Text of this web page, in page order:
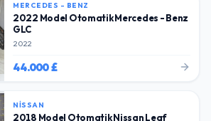
MERCEDES - BENZ
2022 Model Otomatik Mercedes - Benz
GLC
2022
44.000 £
NISSAN
2018 Model Otomatik Nissan Leaf